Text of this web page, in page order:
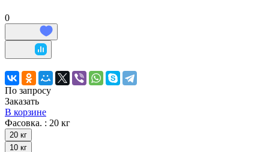
0
По запросу
Заказать
В корзине
Фасовка. : 20 кг
20 кг
10 кг